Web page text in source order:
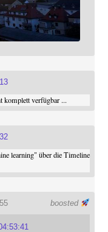
komplett verfügbar ...
learning" über die Timeline
boosted